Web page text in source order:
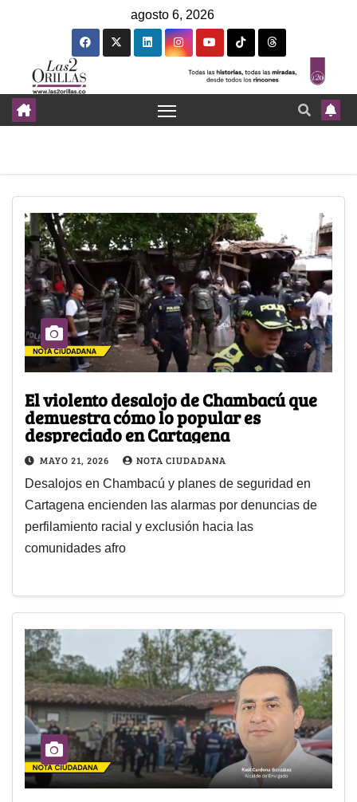
agosto 6, 2026
El violento desalojo de Chambacú que
demuestra cómo lo popular es
despreciado en Cartagena
MAYO 21, 2026 NOTA CIUDADANA
Desalojos en Chambacú y planes de seguridad en
Cartagena encienden las alarmas por denuncias de
perfilamiento racial y exclusión hacia las
comunidades afro